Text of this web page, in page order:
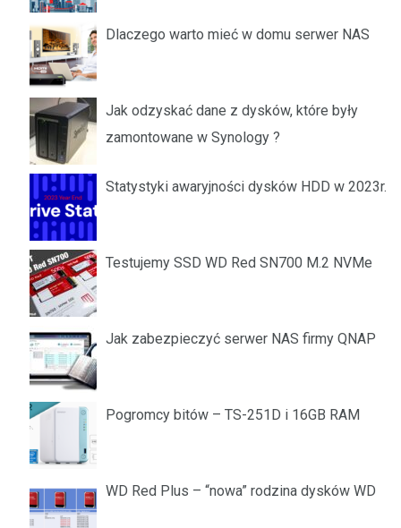
Dlaczego warto mieć w domu serwer NAS
Jak odzyskać dane z dysków, które były
zamontowane w Synology ?
Statystyki awaryjności dysków HDD w 2023r.
Testujemy SSD WD Red SN700 M.2 NVMe
Jak zabezpieczyć serwer NAS firmy QNAP
Pogromcy bitów – TS-251D i 16GB RAM
WD Red Plus – “nowa” rodzina dysków WD